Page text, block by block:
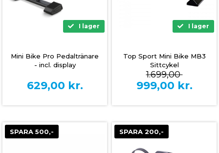
I lager
Mini Bike Pro Pedaltränare
- incl. display
629,00 kr.
I lager
Top Sport Mini Bike MB3
Sittcykel
1.699,00
999,00 kr.
SPARA 500,- SPARA 200,-